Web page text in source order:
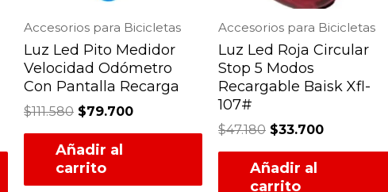
Accesorios para Bicicletas
Luz Led Pito Medidor
Velocidad Odómetro
Con Pantalla Recarga
$111.580 $79.700
Añadir al
carrito
Accesorios para Bicicletas
Luz Led Roja Circular
Stop 5 Modos
Recargable Baisk Xfl-
107#
$47.180 $33.700
Añadir al
carrito